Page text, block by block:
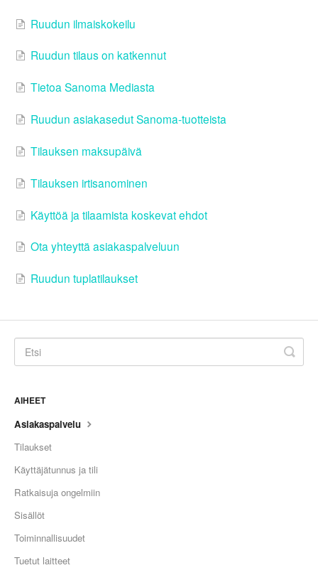
Ruudun ilmaiskokeilu
Ruudun tilaus on katkennut
Tietoa Sanoma Mediasta
Ruudun asiakasedut Sanoma-tuotteista
Tilauksen maksupäivä
Tilauksen irtisanominen
Käyttöä ja tilaamista koskevat ehdot
Ota yhteyttä asiakaspalveluun
Ruudun tuplatilaukset
AIHEET
Asiakaspalvelu
Tilaukset
Käyttäjätunnus ja tili
Ratkaisuja ongelmiin
Sisällöt
Toiminnallisuudet
Tuetut laitteet